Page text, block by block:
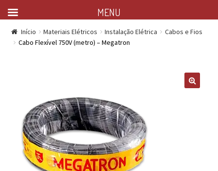
Início Materiais Elétricos Instalação Elétrica
Cabos e Fios
Cabo Flexível 750V (metro) – Megatron
MENU